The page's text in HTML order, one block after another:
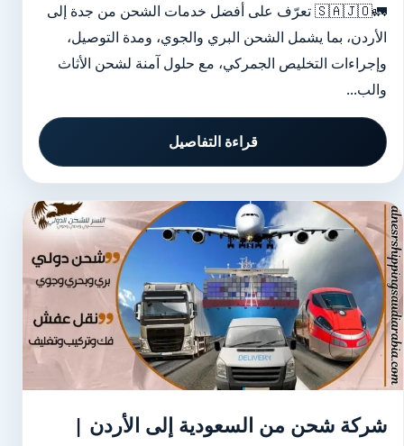
🚛🇸🇦🇯🇴 تعرّف على أفضل خدمات الشحن من جدة إلى
الأردن، بما يشمل الشحن البري والجوي، ومدة التوصيل،
وإجراءات التخليص الجمركي، مع حلول آمنة لشحن الأثاث
والب...
قراءة التفاصيل
شركة شحن من السعودية إلى الأردن |